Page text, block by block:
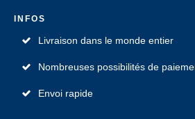
INFOS
Livraison dans le monde entier
Nombreuses possibilités de
Envoi rapide